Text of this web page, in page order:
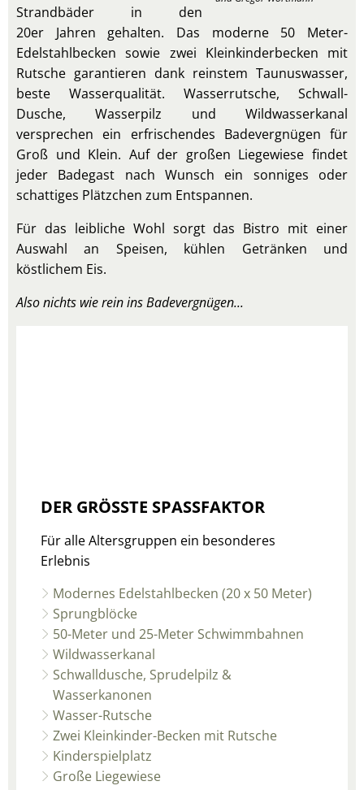
Strandbäder in den
20er Jahren gehalten. Das moderne 50 Meter-
Edelstahlbecken sowie zwei Kleinkinderbecken mit
Rutsche garantieren dank reinstem Taunuswasser,
beste Wasserqualität. Wasserrutsche, Schwall-
Dusche, Wasserpilz und Wildwasserkanal
versprechen ein erfrischendes Badevergnügen für
Groß und Klein. Auf der großen Liegewiese findet
jeder Badegast nach Wunsch ein sonniges oder
schattiges Plätzchen zum Entspannen.
Für das leibliche Wohl sorgt das Bistro mit einer
Auswahl an Speisen, kühlen Getränken und
köstlichem Eis.
Also nichts wie rein ins Badevergnügen...
DER GRÖSSTE SPASSFAKTOR
Für alle Altersgruppen ein besonderes
Erlebnis
Modernes Edelstahlbecken (20 x 50 Meter)
Sprungblöcke
50-Meter und 25-Meter Schwimmbahnen
Wildwasserkanal
Schwalldusche, Sprudelpilz &
Wasserkanonen
Wasser-Rutsche
Zwei Kleinkinder-Becken mit Rutsche
Kinderspielplatz
Große Liegewiese